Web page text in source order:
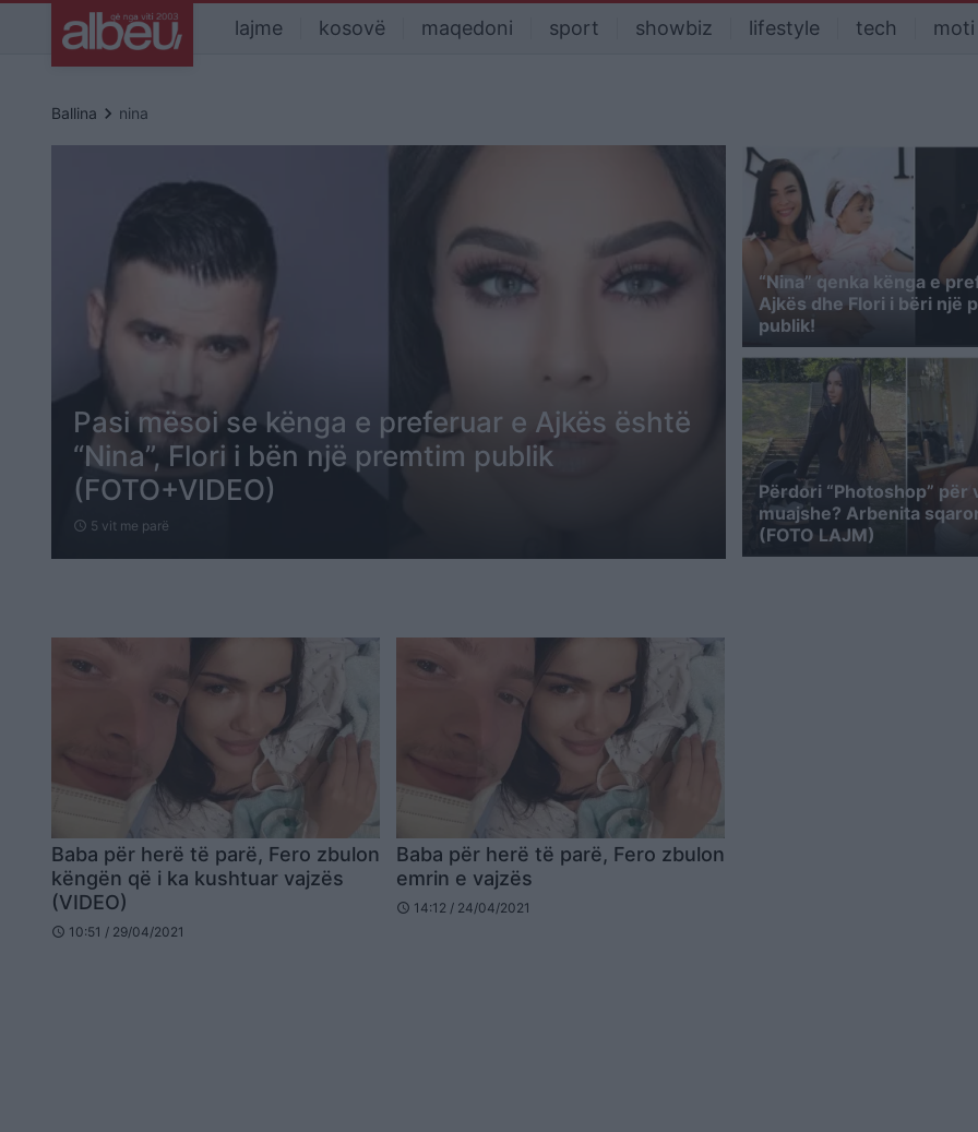
lajme kosovë maqedoni sport showbiz lifestyle tech moti
Ballina keyboard_arrow_right nina
Pasi mësoi se kënga e preferuar e Ajkës është
“Nina”, Flori i bën një premtim publik
(FOTO+VIDEO)
schedule 5 vit me parë
“Nina” qenka kënga e
Ajkës dhe Flori i bëri një
publik!
Përdori “Photoshop” për
muajshe? Arbenita
(FOTO LAJM)
Baba për herë të parë, Fero zbulon
këngën që i ka kushtuar vajzës
(VIDEO)
schedule 10:51 / 29/04/2021
Baba për herë të parë, Fero zbulon
emrin e vajzës
schedule 14:12 / 24/04/2021